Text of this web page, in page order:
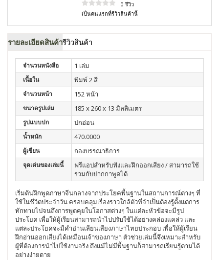
0 รีวิว
เป็นคนแรกที่รีวิวสินค้านี้
รายละเอียดสินค้ารีวิวสินค้า
จำนวนหนังสือ 1 เล่ม
เนื้อใน พิมพ์ 2 สี
จำนวนหน้า 152 หน้า
ขนาดรูปเล่ม 185 x 260 x 13 มิลลิเมตร
รูปแบบปก ปกอ่อน
น้ำหนัก 470.0000
ผู้เขียน กองบรรณาธิการ
จุดเด่นของเล่มนี้
ฟรีแอปสำหรับฟังและฝึกออกเสียง / สามารถใช้
ร่วมกับปากกาพูดได้
เริ่มต้นฝึกพูดภาษาจีนกลางจากประโยคพื้นฐานในสถานการณ์ต่างๆ ที่
ใช้ในชีวิตประจำวัน ครอบคลุมเรื่องราวใกล้ตัวที่จำเป็นต้องรู้ตั้งแต่การ
ทักทายไปจนถึงการพูดคุยในโอกาสต่างๆ ในแต่ละหัวข้อจะมีรูป
ประโยค เพื่อให้ผู้เรียนสามารถนำไปปรับใช้ได้อย่างคล่องแคล่ว และ
แต่ละประโยคจะมีคำอ่านเลียนเสียงภาษาไทยประกอบ เพื่อให้ผู้เรียน
ฝึกอ่านออกเสียงได้เหมือนเจ้าของภาษา ตัวช่วยเล่มนี้จึงเหมาะสำหรับ
ผู้ที่ต้องการนำไปใช้งานจริง ถึงแม้ไม่มีพื้นฐานก็สามารถเรียนรู้ตามได้
อย่างง่ายดาย